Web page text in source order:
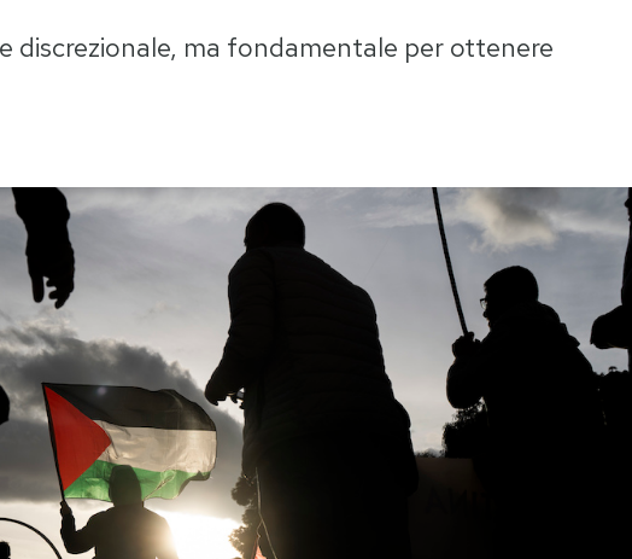
discrezionale, ma fondamentale per ottenere